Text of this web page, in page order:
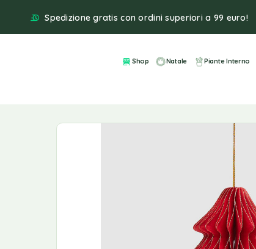
Spedizione gratis con ordini superiori a 99 euro!
Shop Natale Piante Interno